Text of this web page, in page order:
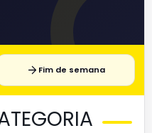
Fim de semana